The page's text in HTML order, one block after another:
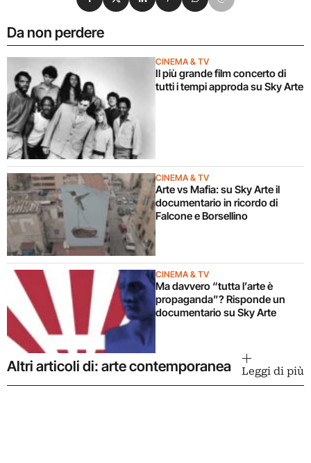
Da non perdere
CINEMA & TV
Il più grande film concerto di
tutti i tempi approda su Sky Arte
CINEMA & TV
Arte vs Mafia: su Sky Arte il
documentario in ricordo di
Falcone e Borsellino
CINEMA & TV
Ma davvero “tutta l’arte è
propaganda”? Risponde un
documentario su Sky Arte
Altri articoli di: arte contemporanea Leggi di più